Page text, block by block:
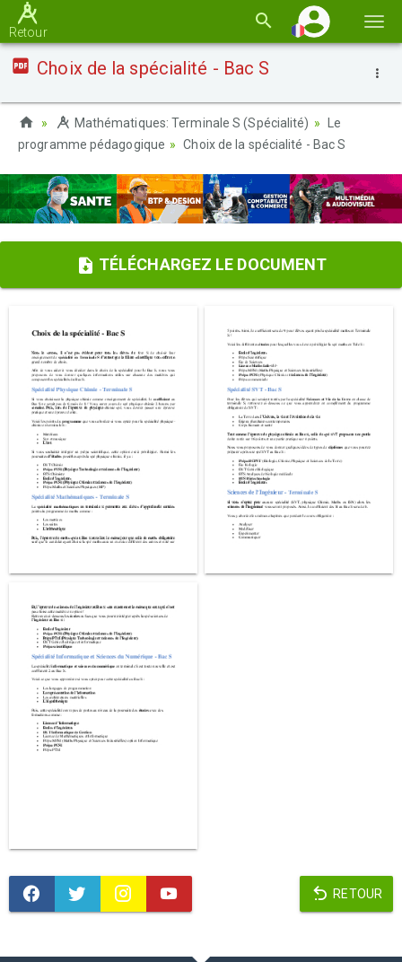
la
Retour
Choix de la spécialité - Bac S
Mathématiques: Terminale S (Spécialité)
Le
programme pédagogique
Choix de la spécialité - Bac S
TÉLÉCHARGEZ LE DOCUMENT
RETOUR